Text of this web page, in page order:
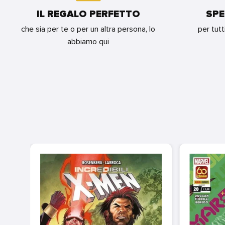
IL REGALO PERFETTO
che sia per te o per un altra persona, lo
abbiamo qui
per